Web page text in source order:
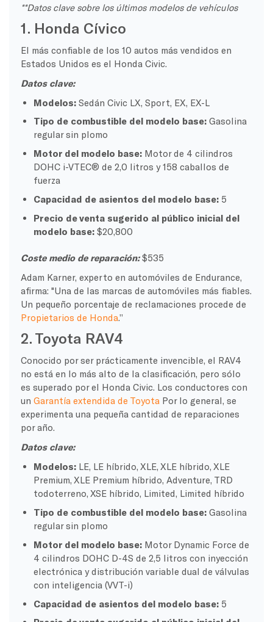
**Datos clave sobre los últimos modelos de vehículos
1. Honda Cívico
El más confiable de los 10 autos más vendidos en
Estados Unidos es el Honda Civic.
Datos clave:
Modelos: Sedán Civic LX, Sport, EX, EX-L
Tipo de combustible del modelo base: Gasolina
regular sin plomo
Motor del modelo base: Motor de 4 cilindros
DOHC i-VTEC® de 2,0 litros y 158 caballos de
fuerza
Capacidad de asientos del modelo base: 5
Precio de venta sugerido al público inicial del
modelo base: $20,800
Coste medio de reparación:$535
Adam Karner, experto en automóviles de Endurance,
afirma: "Una de las marcas de automóviles más fiables.
Un pequeño porcentaje de reclamaciones procede de
Propietarios de Honda.”
2. Toyota RAV4
Conocido por ser prácticamente invencible, el RAV4
no está en lo más alto de la clasificación, pero sólo
es superado por el Honda Civic. Los conductores con
un Garantía extendida de ToyotaPor lo general, se
experimenta una pequeña cantidad de reparaciones
por año.
Datos clave:
Modelos: LE, LE híbrido, XLE, XLE híbrido, XLE
Premium, XLE Premium híbrido, Adventure, TRD
todoterreno, XSE híbrido, Limited, Limited híbrido
Tipo de combustible del modelo base: Gasolina
regular sin plomo
Motor del modelo base: Motor Dynamic Force de
4 cilindros DOHC D-4S de 2,5 litros con inyección
electrónica y distribución variable dual de válvulas
con inteligencia (VVT-i)
Capacidad de asientos del modelo base: 5